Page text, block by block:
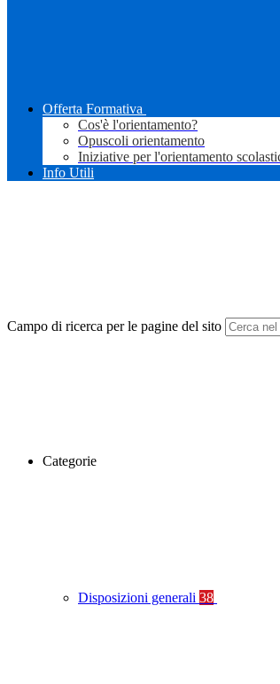
Offerta Formativa
Cos'è l'orientamento?
Opuscoli orientamento
Iniziative per l'orientamento
Info Utili
Campo di ricerca per le pagine del sito
Categorie
Disposizioni generali 38